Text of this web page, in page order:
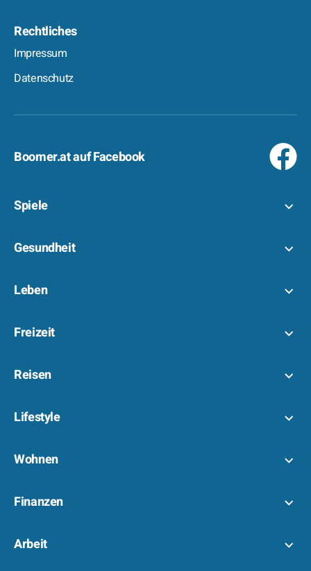
Rechtliches
Impressum
Datenschutz
Boomer.at auf Facebook
Spiele
Gesundheit
Leben
Freizeit
Reisen
Lifestyle
Wohnen
Finanzen
Arbeit